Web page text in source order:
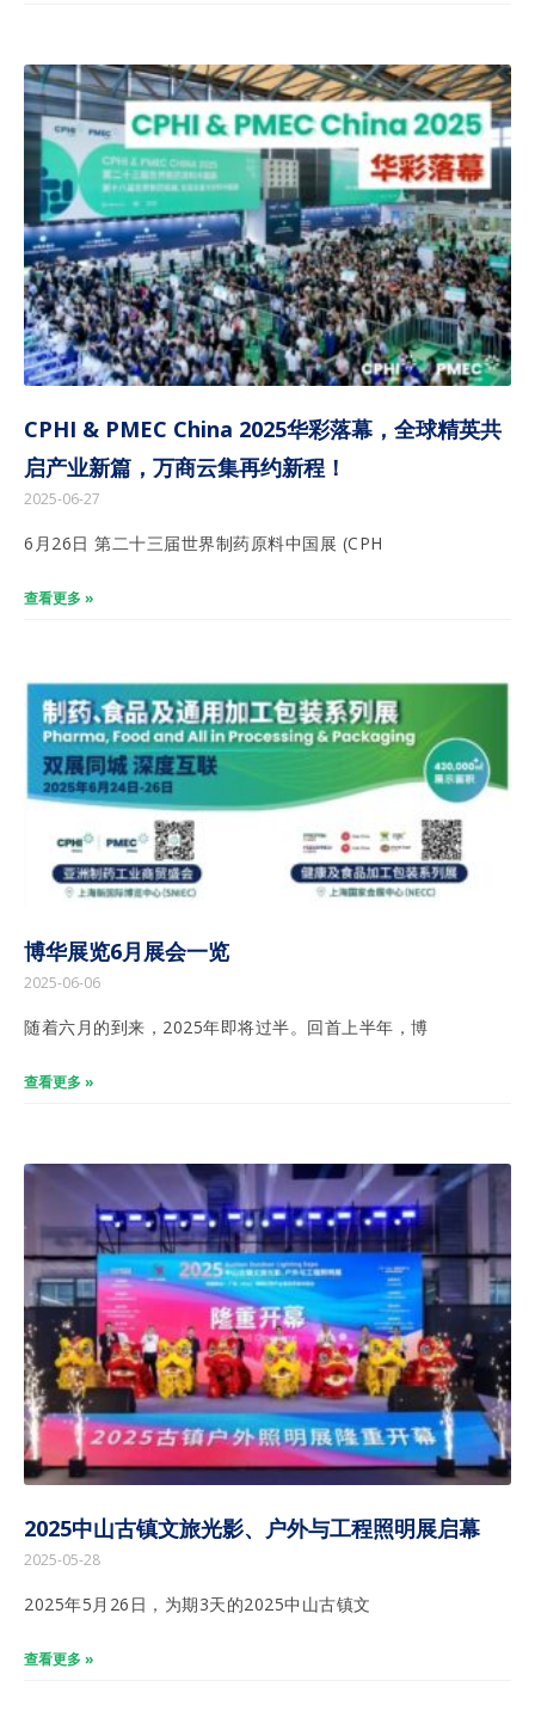
CPHI & PMEC China 2025华彩落幕，全球精英共
启产业新篇，万商云集再约新程！
2025-06-27
6月26日 第二十三届世界制药原料中国展 (CPH
查看更多 »
博华展览6月展会一览
2025-06-06
随着六月的到来，2025年即将过半。回首上半年，博
查看更多 »
2025中山古镇文旅光影、户外与工程照明展启幕
2025-05-28
2025年5月26日，为期3天的2025中山古镇文
查看更多 »